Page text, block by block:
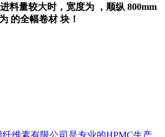
料量较大时，宽度为 ，顺纵 800mm
的全幅卷材 块！
维素有限公司是专业的HPMC生产